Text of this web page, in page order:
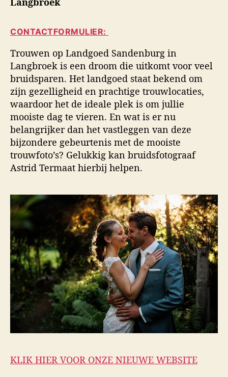
i
f
o
t
o
g
r
a
f
i
e
t
u
r
m
CONTACTFORMULIER:
Trouwen op Landgoed Sandenburg in
Langbroek is een droom die uitkomt voor veel
bruidsparen. Het landgoed staat bekend om
zijn gezelligheid en prachtige trouwlocaties,
waardoor het de ideale plek is om jullie
mooiste dag te vieren. En wat is er nu
belangrijker dan het vastleggen van deze
bijzondere gebeurtenis met de mooiste
trouwfoto’s? Gelukkig kan bruidsfotograaf
Astrid Termaat hierbij helpen.
KLIK HIER VOOR ONZE NIEUWE WEBSITE